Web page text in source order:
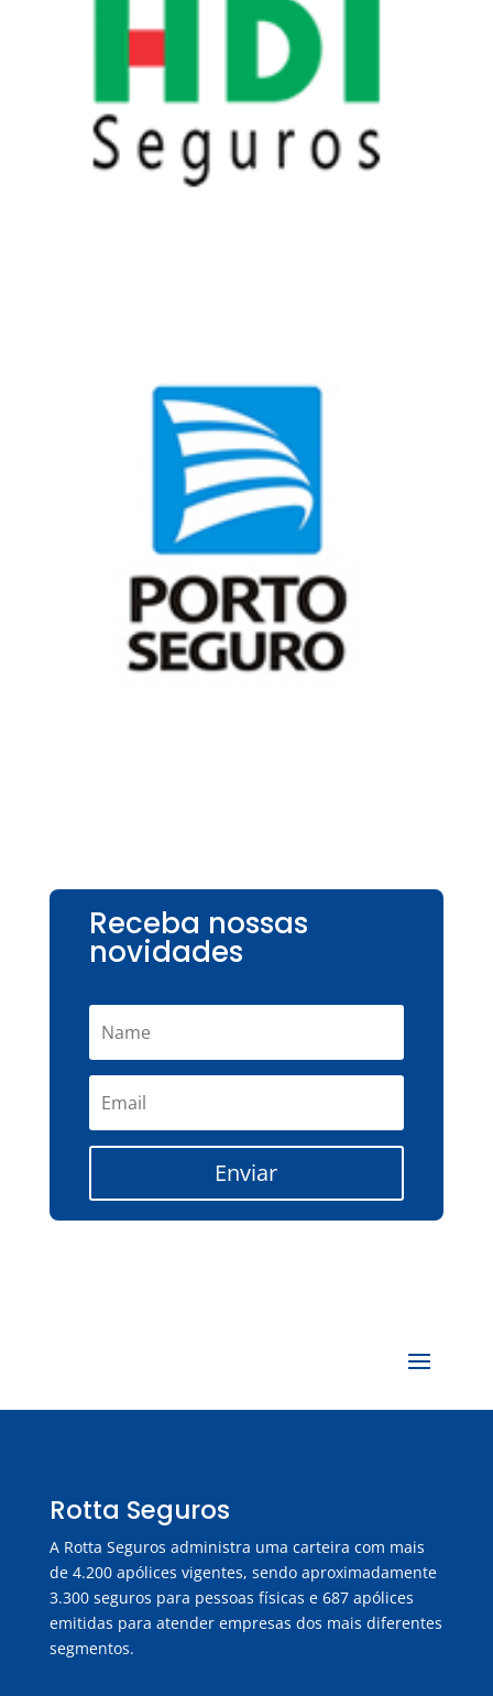
Receba nossas
novidades
Enviar
Rotta Seguros
A Rotta Seguros administra uma carteira com mais
de 4.200 apólices vigentes, sendo aproximadamente
3.300 seguros para pessoas físicas e 687 apólices
emitidas para atender empresas dos mais diferentes
segmentos.